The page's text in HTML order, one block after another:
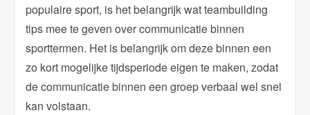
populaire sport, is het belangrijk wat teambuilding
tips mee te geven over communicatie binnen
sporttermen. Het is belangrijk om deze binnen een
zo kort mogelijke tijdsperiode eigen te maken, zodat
de communicatie binnen een groep verbaal wel snel
kan volstaan.